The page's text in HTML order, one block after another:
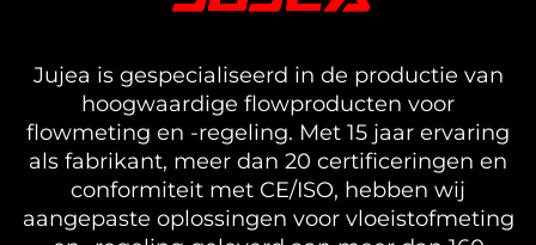
Jujea is gespecialiseerd in de productie van
hoogwaardige flowproducten voor
flowmeting en -regeling. Met 15 jaar ervaring
als fabrikant, meer dan 20 certificeringen en
conformiteit met CE/ISO, hebben wij
aangepaste oplossingen voor vloeistofmeting